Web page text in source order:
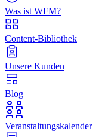
Was ist WFM?
Content-Bibliothek
Unsere Kunden
Blog
Veranstaltungskalender